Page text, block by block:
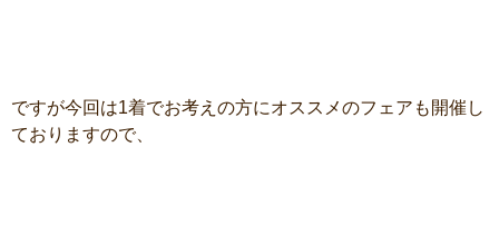
ですが今回は1着でお考えの方にオススメのフェアも開催し
ておりますので、